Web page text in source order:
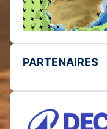
PARTENAIRES